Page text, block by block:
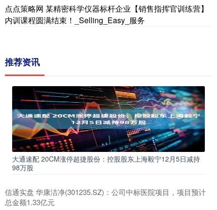
点点策略网 某精密科学仪器标杆企业【销售指挥官训练营】
内训课程圆满结束！_Selling_Easy_服务
推荐资讯
大通速配 20CM涨停超捷股份：控股股东上海毅宁12月5日减持
98万股
信通实盘 华康洁净(301235.SZ)：公司中标医院项目，项目预计
总金额1.33亿元